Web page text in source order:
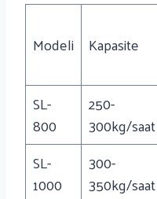
Modeli Kapasite
SL-
800
250-
300kg/saat
SL-
1000
300-
350kg/saat